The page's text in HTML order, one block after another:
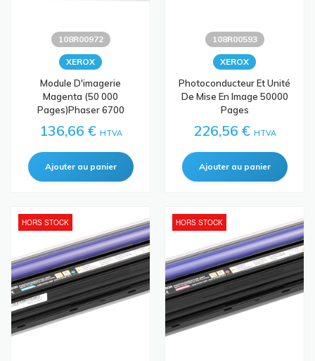
108R00972
XEROX
Module D'imagerie
Magenta (50 000
Pages)Phaser 6700
136,66 € HTVA
108R00593
XEROX
Photoconducteur Et Unité
De Mise En Image 50000
Pages
226,56 € HTVA
HORS STOCK HORS STOCK